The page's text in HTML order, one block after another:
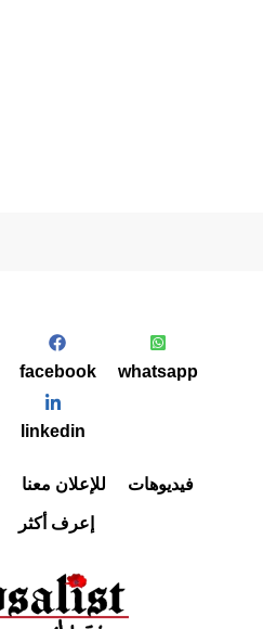
فيديوهات للإعلان معنا
إعرف أكثر
whatsapp
facebook
linkedin